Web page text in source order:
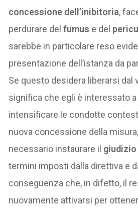
concessione dell’inibitoria,
perdurare delfumus e del
sarebbe in particolare reso
presentazione dell’istanza da
Se questo desidera liberarsi dal
significa che egli è interessato
intensificare le condotte
nuova concessione della
necessario instaurare il
termini imposti dalla direttiva e
conseguenza che, in difetto, il
nuovamente attivarsi per